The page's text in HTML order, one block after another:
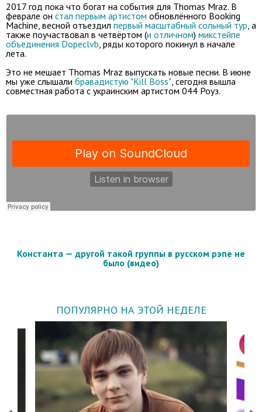
2017 год пока что богат на события для Thomas Mraz. В
феврале он стал первым артистом обновлённого Booking
Machine, весной отъездил первый масштабный сольный тур, а
также поучаствовал в четвёртом (и отличном) микстейпе
объединения Dopeсlvb, ряды которого покинул в начале
лета.
Это не мешает Thomas Mraz выпускать новые песни. В июне
мы уже слышали бравадистую "Kill Boss", сегодня вышла
совместная работа с украинским артистом 044 Роуз.
Константа — другой такой группы в русском рэпе не
было (видео)
ПОПУЛЯРНО НА ЭТОЙ НЕДЕЛЕ